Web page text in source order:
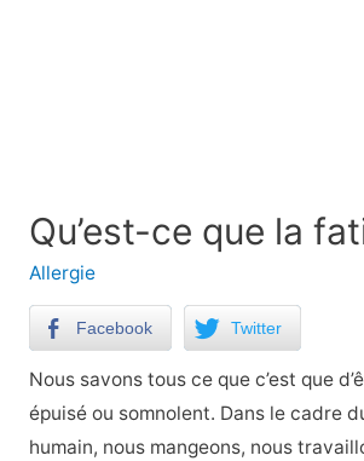
Qu’est-ce que la
Allergie
Facebook Twitter
Nous savons tous ce que c’est que
épuisé ou somnolent. Dans le cadre
humain, nous mangeons, nous